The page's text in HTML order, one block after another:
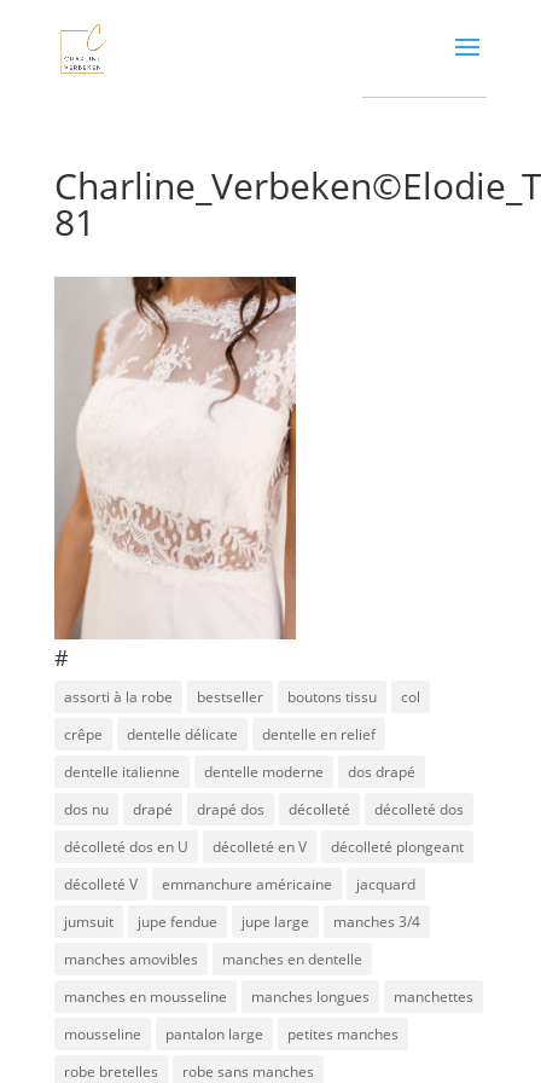
81
#
assorti à la robe bestseller boutons tissu
col
crêpe
dentelle délicate
dentelle en relief
dentelle italienne
dentelle moderne
dos drapé
dos nu
drapé drapé dos décolleté
décolleté dos
décolleté dos en U
décolleté en V
décolleté plongeant
décolleté V
emmanchure américaine
jacquard
jumsuit
jupe fendue jupe large
manches 3/4
manches amovibles
manches en dentelle
manches en mousseline
manches longues
manchettes
mousseline
pantalon large
petites manches
robe bretelles
robe sans manches